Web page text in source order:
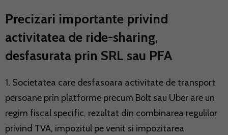
Precizari importante privind
activitatea de ride-sharing,
desfasurata prin SRL sau PFA
1. Societatea care desfasoara activitate de transport
persoane prin platforme precum Bolt sau Uber are un
regim fiscal specific, rezultat din combinarea regulilor
privind TVA, impozitul pe venit si impozitarea